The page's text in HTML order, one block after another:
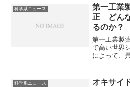
るのかを知
科学系ニュース
第一工業
正 どん
るのか？
第一工業製
で高い世界
によって、
ができます
科学系ニュース
オキサイ